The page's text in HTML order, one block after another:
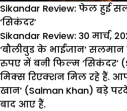
Sikandar Review: फेल हुई
‘सिकंदर’
Sikandar Review: 30 मार्च,
‘बौलीवुड के भाईजान’
रुपए में बनी फिल्म ‘सिकंदर’
मिक्स रिएक्शन मिल रहे हैं.
खान’ (Salman Khan) बड़े
बाद आए हैं.